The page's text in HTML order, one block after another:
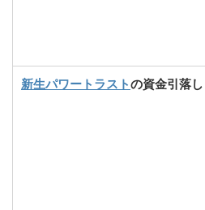
新生パワートラストの資金引落し